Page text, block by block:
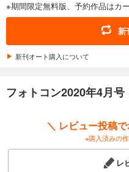
220 ニュースファイル【写真界の
222 今月の新刊／私のこころを込
226 フォトコンパーティー【読者
261 フォトコンG 作家プロフィー
233 第59回富士フイルムフォトコ
日本写真企画の本
『Traces of Yakushima』
あらすじを表示する
フォトコン2025
1,048円 (税込)
あらすじを表示する
1,048円 (税込)
※期間限定無料版、予約作品はカ
新
新刊オート購入について
フォトコン2020年4月
＼ レビュー投稿
※購入済みの
レ